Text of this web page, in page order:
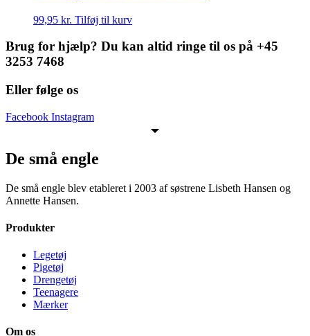
99,95 kr. Tilføj til kurv
Brug for hjælp? Du kan altid ringe til os på +45
3253 7468
Eller følge os
Facebook Instagram
De små engle
De små engle blev etableret i 2003 af søstrene Lisbeth Hansen og
Annette Hansen.
Produkter
Legetøj
Pigetøj
Drengetøj
Teenagere
Mærker
Om os